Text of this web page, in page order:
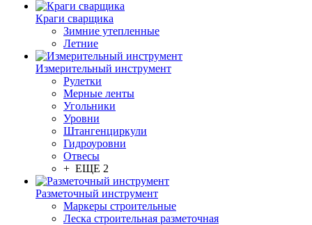
Краги сварщика
Зимние утепленные
Летние
Измерительный инструмент
Рулетки
Мерные ленты
Угольники
Уровни
Штангенциркули
Гидроуровни
Отвесы
+ ЕЩЕ 2
Разметочный инструмент
Маркеры строительные
Леска строительная разметочная